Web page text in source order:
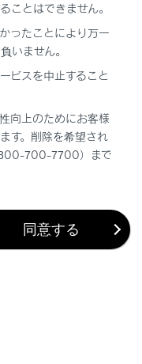
ことはできません。
ったことにより万一
いません。
ビスを中止すること
向上のためにお客様
す。削除を希望され
700-7700）まで
同意する